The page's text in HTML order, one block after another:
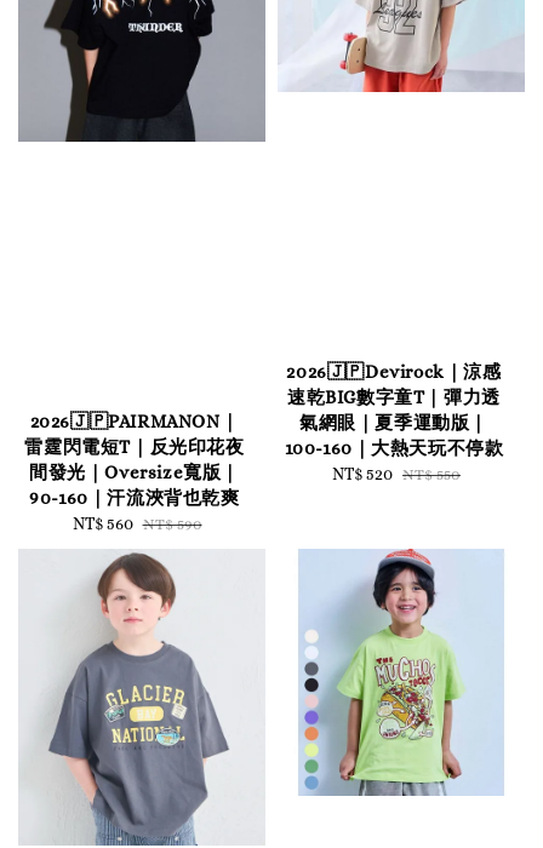
2026🇯🇵PAIRMANON｜
雷霆閃電短T｜反光印花夜
間發光｜Oversize寬版｜
90-160｜汗流浹背也乾爽
Sale
price
NT$ 560 Regular
price
NT$ 590
2026🇯🇵Devirock｜涼感
速乾BIG數字童T｜彈力透
氣網眼｜夏季運動版｜
100-160｜大熱天玩不停款
Sale
NT$ 520 Regular
NT$ 550